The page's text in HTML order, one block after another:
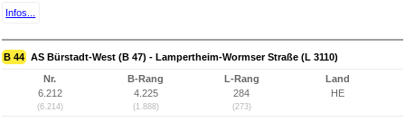
Infos...
B 44 AS Bürstadt-West (B 47) - Lampertheim-Wormser Straße (L 3110)
Nr.
6.212
(6.214)
B-Rang
4.225
(1.888)
L-Rang
284
(273)
Land
HE